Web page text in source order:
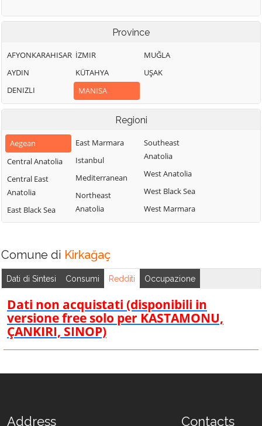
Province
AFYONKARAHISAR
AYDIN
DENIZLI
İZMIR
KÜTAHYA
MANISA
MUĞLA
UŞAK
Regioni
Aegean
Central Anatolia
Central East
Anatolia
East Black Sea
East Marmara
Istanbul
Mediterranean
Northeast
Anatolia
Southeast
Anatolia
West Anatolia
West Black Sea
West Marmara
Comune di Kirkağaç
Dati di Sintesi Consumi Redditi Occupazione
Dati non acquistati (disponibili in
versione free solo per KASTAMONU,
ÇANKIRI, SINOP)
Address Contacts